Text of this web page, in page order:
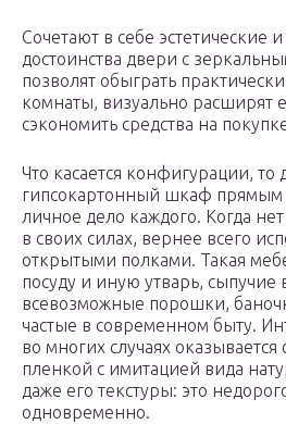
Сочетают в себе эстетические
достоинства двери с
позволят обыграть
комнаты, визуально расширят
сэкономить средства на
Что касается конфигурации, то
гипсокартонный шкаф
личное дело каждого. Когда
в своих силах, вернее всего
открытыми полками. Такая
посуду и иную утварь, сыпучие
всевозможные порошки,
частые в современном быту.
во многих случаях
пленкой с имитацией вида
даже его текстуры: это
одновременно.